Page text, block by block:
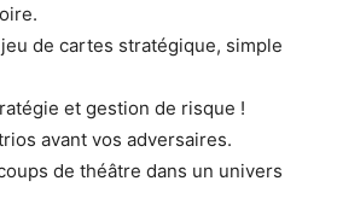
de cartes stratégique, simple
et gestion de risque !
avant vos adversaires.
de théâtre dans un univers